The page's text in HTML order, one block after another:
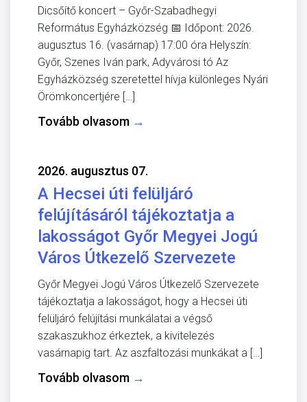
Dicsőítő koncert – Győr-Szabadhegyi
Református Egyházközség 📅 Időpont: 2026.
augusztus 16. (vasárnap) 17:00 óra Helyszín:
Győr, Szenes Iván park, Adyvárosi tó Az
Egyházközség szeretettel hívja különleges Nyári
Örömkoncertjére […]
Tovább olvasom →
2026. augusztus 07.
A Hecsei úti felüljáró
felújításáról tájékoztatja a
lakosságot Győr Megyei Jogú
Város Útkezelő Szervezete
Győr Megyei Jogú Város Útkezelő Szervezete
tájékoztatja a lakosságot, hogy a Hecsei úti
felüljáró felújítási munkálatai a végső
szakaszukhoz érkeztek, a kivitelezés
vasárnapig tart. Az aszfaltozási munkákat a […]
Tovább olvasom →